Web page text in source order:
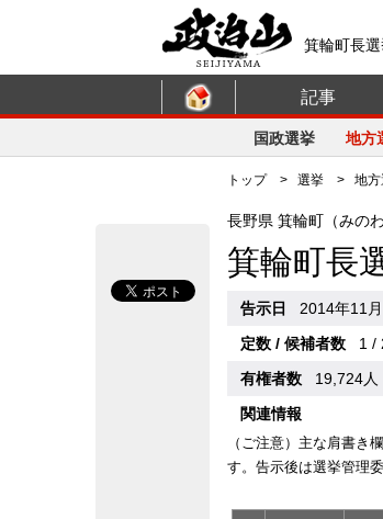
箕輪町長
記事
国政選挙 地方
トップ> 選挙 > 地
長野県 箕輪町（みのわ
箕輪町長
告示日 2014年11
定数 / 候補者数
1 /
有権者数
19,724人
関連情報
（ご注意）主な肩書き
す。告示後は選挙管理